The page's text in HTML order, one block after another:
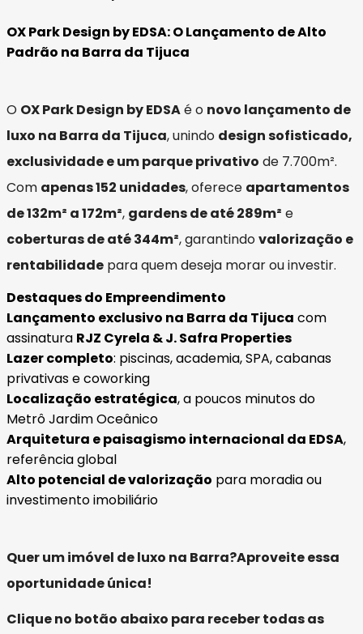
OX Park Design by EDSA: O Lançamento de Alto
Padrão na Barra da Tijuca
O OX Park Design by EDSAé o novo lançamento de
luxo na Barra da Tijuca, unindo design sofisticado,
exclusividade e um parque privativo de 7.700m².
Com apenas 152 unidades, oferece apartamentos
de 132m² a 172m², gardens de até 289m² e
coberturas de até 344m², garantindovalorização e
rentabilidade para quem deseja morar ou investir.
Destaques do Empreendimento
Lançamento exclusivo na Barra da Tijuca com
assinatura RJZ Cyrela & J. Safra Properties
Lazer completo: piscinas, academia, SPA, cabanas
privativas e coworking
Localização estratégica, a poucos minutos do
Metrô Jardim Oceânico
Arquitetura e paisagismo internacional da EDSA,
referência global
Alto potencial de valorização para moradia ou
investimento imobiliário
Quer um imóvel de luxo na Barra?Aproveite essa
oportunidade única!
Clique no botão abaixo para receber todas as